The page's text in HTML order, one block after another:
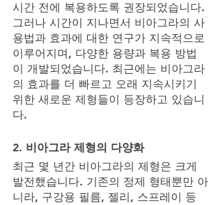
시간 전에 복용하도록 권장되었습니다.
그러나 시간이 지나면서 비아그라의 사
용법과 효과에 대한 연구가 지속적으로
이루어지며, 다양한 용량과 복용 방법
이 개발되었습니다. 최근에는 비아그라
의 효과를 더 빠르고 오래 지속시키기
위한 새로운 제형들이 등장하고 있습니
다.
2. 비아그라 제형의 다양화
최근 몇 년간 비아그라의 제형은 크게
발전했습니다. 기존의 정제 형태뿐만 아
니라, 구강용 필름, 젤리, 스프레이 등